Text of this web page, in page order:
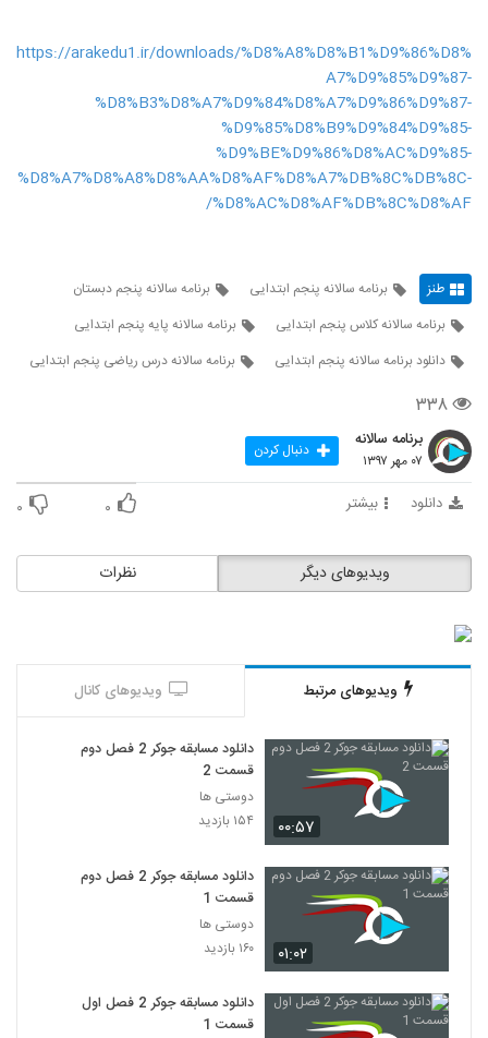
https://arakedu1.ir/downloads/%D8%A8%D8%B1%D9%86%D8%
A7%D9%85%D9%87-
%D8%B3%D8%A7%D9%84%D8%A7%D9%86%D9%87-
%D9%85%D8%B9%D9%84%D9%85-
%D9%BE%D9%86%D8%AC%D9%85-
%D8%A7%D8%A8%D8%AA%D8%AF%D8%A7%DB%8C%DB%8C-
%D8%AC%D8%AF%DB%8C%D8%AF/
طنز برنامه سالانه پنجم ابتدایی
برنامه سالانه پنجم دبستان
برنامه سالانه کلاس پنجم ابتدایی
برنامه سالانه پایه پنجم ابتدایی
دانلود برنامه سالانه پنجم ابتدایی
برنامه سالانه درس ریاضی پنجم ابتدایی
۳۳۸
برنامه سالانه
۰۷ مهر ۱۳۹۷ دنبال کردن
دانلود بیشتر ۰ ۰
نظرات ویدیوهای دیگر
ویدیوهای مرتبط ویدیوهای کانال
۰۰:۵۷
دانلود مسابقه جوکر 2 فصل دوم
قسمت 2
دوستی ها
۱۵۴ بازدید
۰۱:۰۲
دانلود مسابقه جوکر 2 فصل دوم
قسمت 1
دوستی ها
۱۶۰ بازدید
دانلود مسابقه جوکر 2 فصل اول
قسمت 1